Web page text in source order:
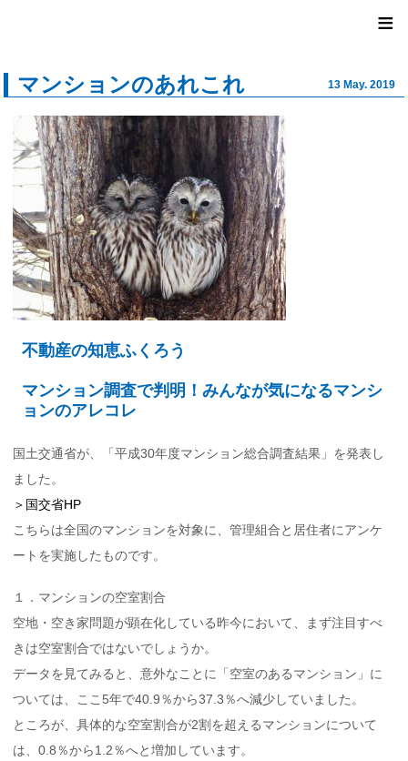
ユナイ
≡
マンションのあれこれ 13 May. 2019
不動産の知恵ふくろう
マンション調査で判明！みんなが気になるマンシ
ョンのアレコレ
国土交通省が、「平成30年度マンション総合調査結果」を発表し
ました。
＞国交省HP
こちらは全国のマンションを対象に、管理組合と居住者にアンケ
ートを実施したものです。
１．マンションの空室割合
空地・空き家問題が顕在化している昨今において、まず注目すべ
きは空室割合ではないでしょうか。
データを見てみると、意外なことに「空室のあるマンション」に
ついては、ここ5年で40.9％から37.3％へ減少していました。
ところが、具体的な空室割合が2割を超えるマンションについて
は、0.8％から1.2％へと増加しています。